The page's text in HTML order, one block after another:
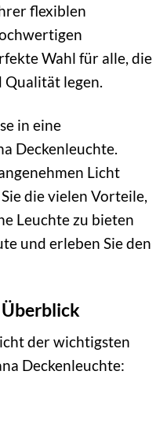
flexiblen
Wahl für alle, die
legen.
in eine
Deckenleuchte.
Licht
die vielen Vorteile,
Leuchte zu bieten
und erleben Sie den
Überblick
der wichtigsten
Deckenleuchte: